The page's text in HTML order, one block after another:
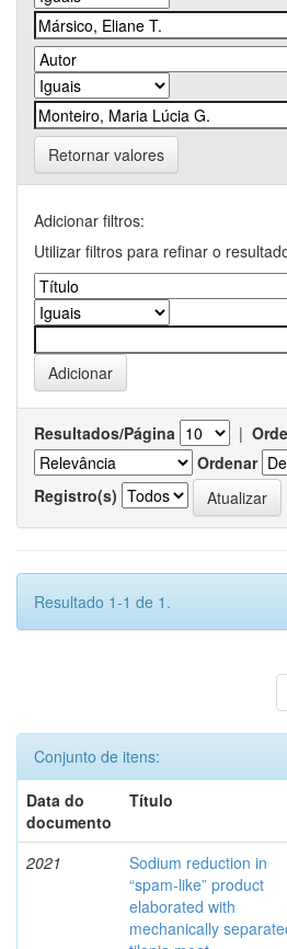
Retornar valores
Adicionar filtros:
Utilizar filtros para refinar o
Resultados/Página |
Ordenar
Registro(s)
Resultado 1-1 de 1.
Conjunto de itens:
Data do
documento
Título
2021
Sodium reduction in
“spam-like” product
elaborated with
mechanically